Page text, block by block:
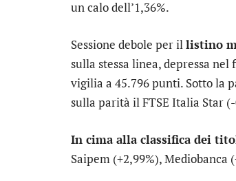
un calo dell’1,36%.
Sessione debole per illistino
sulla stessa linea, depressa nel
vigilia a 45.796 punti. Sotto la
sulla parità ilFTSE Italia Star
In cima alla classifica dei
Saipem (+2,99%),Mediobanca